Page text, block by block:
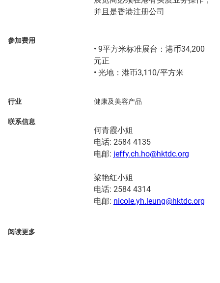
并且是香港注册公司
参加费用
• 9平方米标准展台：港币34,200
元正
• 光地：港币3,110/平方米
行业 健康及美容产品
联系信息
何青霞小姐
电话: 2584 4135
电邮: jeffy.ch.ho@hktdc.org
梁艳红小姐
电话: 2584 4314
电邮: nicole.yh.leung@hktdc.org
阅读更多